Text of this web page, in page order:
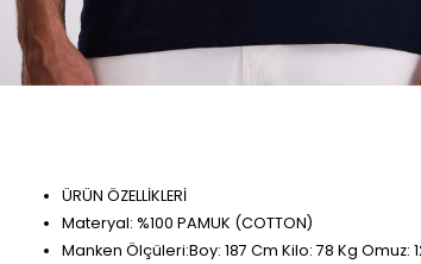
ÜRÜN ÖZELLİKLERİ
Materyal: %100 PAMUK (COTTON)
Manken Ölçüleri:Boy: 187 Cm Kilo: 78 Kg Omuz: